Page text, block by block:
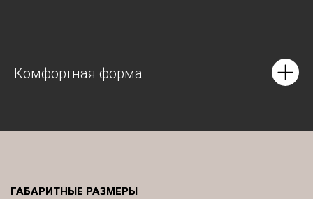
Комфортная форма
ГАБАРИТНЫЕ РАЗМЕРЫ